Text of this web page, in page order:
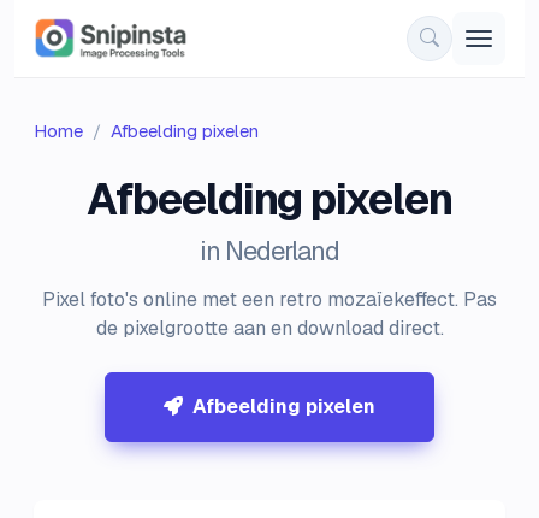
Home Afbeelding pixelen
Afbeelding pixelen
in Nederland
Pixel foto's online met een retro mozaïekeffect. Pas
de pixelgrootte aan en download direct.
Afbeelding pixelen